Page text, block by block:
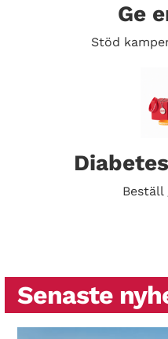
Ge
Stöd
Beställ
Senaste